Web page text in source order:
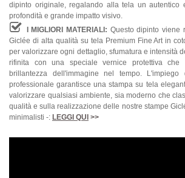
dipinto originale, regalando alla tela un autentico
profondità e grande impatto visivo.
I MIGLIORI MATERIALI: Questo dipinto viene
Giclée di alta qualità su tela Premium Fine Art in
per valorizzare ogni dettaglio, sfumatura e intensità
rifinita con una speciale vernice protettiva
brillantezza dell'immagine nel tempo.
professionale garantisce una stampa su tela
valorizzare qualsiasi ambiente, sia moderno che
qualità e sulla realizzazione delle nostre stampe
minimalisti -: LEGGI QUI >>